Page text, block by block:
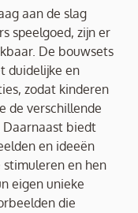
aan de slag
speelgoed, zijn er
De bouwsets
duidelijke en
zodat kinderen
de verschillende
Daarnaast biedt
en ideeën
en hen
eigen unieke
die